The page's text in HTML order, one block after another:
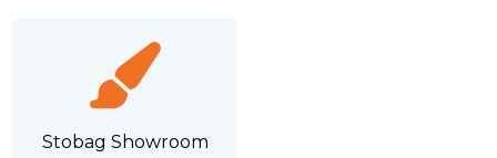
Stobag Showroom